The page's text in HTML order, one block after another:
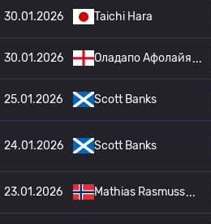
30.01.2026 Taichi Hara
30.01.2026 Оладапо Афолайя
25.01.2026 Scott Banks
24.01.2026 Scott Banks
23.01.2026 Mathias Rasmuss